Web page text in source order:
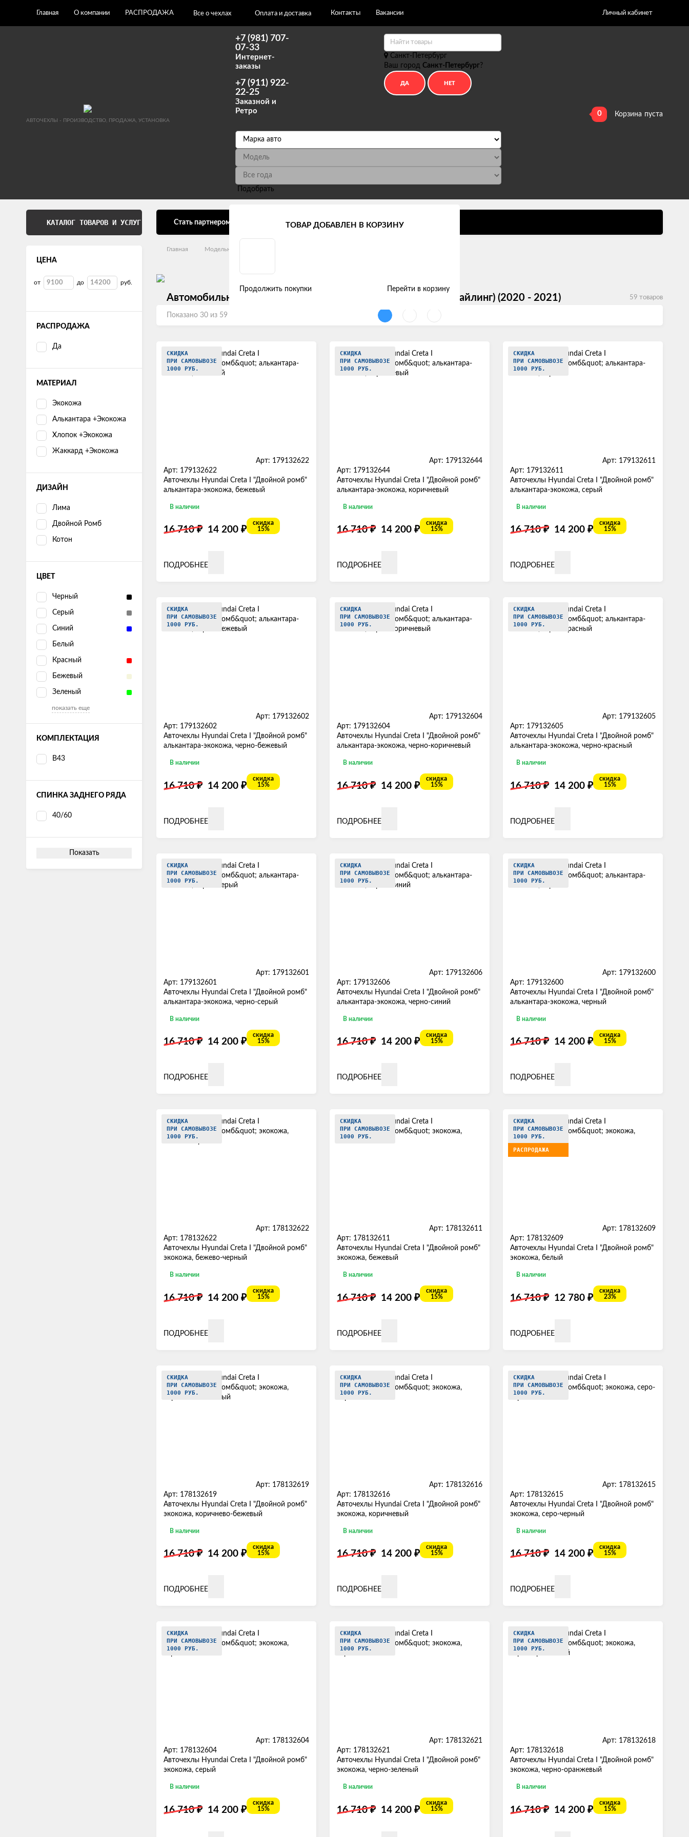
Главная О компании РАСПРОДАЖА Все о чехлах Оплата и доставка Контакты Вакансии Личный кабинет
АВТОЧЕХЛЫ - ПРОИЗВОДСТВО, ПРОДАЖА, УСТАНОВКА
+7 (981) 707-
07-33
Интернет-
заказы
+7 (911) 922-
22-25
Заказной и
Ретро
Санкт-Петербург
Ваш город Санкт-Петербург?
Подобрать
0 Корзина пуста
КАТАЛОГ ТОВАРОВ И УСЛУГ
ЦЕНА
от до руб.
РАСПРОДАЖА
Да
МАТЕРИАЛ
Экокожа
Алькантара +Экокожа
Хлопок +Экокожа
Жаккард +Экокожа
ДИЗАЙН
Лима
Двойной Ромб
Котон
ЦВЕТ
Черный
Серый
Синий
Белый
Красный
Бежевый
Зеленый
показать еще
КОМПЛЕКТАЦИЯ
В43
СПИНКА ЗАДНЕГО РЯДА
40/60
Показать
Стать партнером Установка авточехлов в СПб
Главная Модельные авточехлы
Автомобильные чехлы на Hyundai Creta Hyundai Creta I (Рестайлинг) (2020 - 2021) 59 товаров
Показано 30 из 59
СКИДКА
ПРИ САМОВЫВОЗЕ
1000 РУБ.
Арт: 179132622
Арт: 179132622
Авточехлы Hyundai Creta I "Двойной ромб"
алькантара-экокожа, бежевый
В наличии
16 710₽ 14 200 ₽
скидка
15%
ПОДРОБНЕЕ
СКИДКА
ПРИ САМОВЫВОЗЕ
1000 РУБ.
Арт: 179132644
Арт: 179132644
Авточехлы Hyundai Creta I "Двойной ромб"
алькантара-экокожа, коричневый
В наличии
16 710₽ 14 200 ₽
скидка
15%
ПОДРОБНЕЕ
СКИДКА
ПРИ САМОВЫВОЗЕ
1000 РУБ.
Арт: 179132611
Арт: 179132611
Авточехлы Hyundai Creta I "Двойной ромб"
алькантара-экокожа, серый
В наличии
16 710₽ 14 200 ₽
скидка
15%
ПОДРОБНЕЕ
СКИДКА
ПРИ САМОВЫВОЗЕ
1000 РУБ.
Арт: 179132602
Арт: 179132602
Авточехлы Hyundai Creta I "Двойной ромб"
алькантара-экокожа, черно-бежевый
В наличии
16 710₽ 14 200 ₽
скидка
15%
ПОДРОБНЕЕ
СКИДКА
ПРИ САМОВЫВОЗЕ
1000 РУБ.
Арт: 179132604
Арт: 179132604
Авточехлы Hyundai Creta I "Двойной ромб"
алькантара-экокожа, черно-коричневый
В наличии
16 710₽ 14 200 ₽
скидка
15%
ПОДРОБНЕЕ
СКИДКА
ПРИ САМОВЫВОЗЕ
1000 РУБ.
Арт: 179132605
Арт: 179132605
Авточехлы Hyundai Creta I "Двойной ромб"
алькантара-экокожа, черно-красный
В наличии
16 710₽ 14 200 ₽
скидка
15%
ПОДРОБНЕЕ
СКИДКА
ПРИ САМОВЫВОЗЕ
1000 РУБ.
Арт: 179132601
Арт: 179132601
Авточехлы Hyundai Creta I "Двойной ромб"
алькантара-экокожа, черно-серый
В наличии
16 710₽ 14 200 ₽
скидка
15%
ПОДРОБНЕЕ
СКИДКА
ПРИ САМОВЫВОЗЕ
1000 РУБ.
Арт: 179132606
Арт: 179132606
Авточехлы Hyundai Creta I "Двойной ромб"
алькантара-экокожа, черно-синий
В наличии
16 710₽ 14 200 ₽
скидка
15%
ПОДРОБНЕЕ
СКИДКА
ПРИ САМОВЫВОЗЕ
1000 РУБ.
Арт: 179132600
Арт: 179132600
Авточехлы Hyundai Creta I "Двойной ромб"
алькантара-экокожа, черный
В наличии
16 710₽ 14 200 ₽
скидка
15%
ПОДРОБНЕЕ
СКИДКА
ПРИ САМОВЫВОЗЕ
1000 РУБ.
Арт: 178132622
Арт: 178132622
Авточехлы Hyundai Creta I "Двойной ромб"
экокожа, бежево-черный
В наличии
16 710₽ 14 200 ₽
скидка
15%
ПОДРОБНЕЕ
СКИДКА
ПРИ САМОВЫВОЗЕ
1000 РУБ.
Арт: 178132611
Арт: 178132611
Авточехлы Hyundai Creta I "Двойной ромб"
экокожа, бежевый
В наличии
16 710₽ 14 200 ₽
скидка
15%
ПОДРОБНЕЕ
СКИДКА
ПРИ САМОВЫВОЗЕ
1000 РУБ.
РАСПРОДАЖА
Арт: 178132609
Арт: 178132609
Авточехлы Hyundai Creta I "Двойной ромб"
экокожа, белый
В наличии
16 710₽ 12 780 ₽
скидка
23%
ПОДРОБНЕЕ
СКИДКА
ПРИ САМОВЫВОЗЕ
1000 РУБ.
Арт: 178132619
Арт: 178132619
Авточехлы Hyundai Creta I "Двойной ромб"
экокожа, коричнево-бежевый
В наличии
16 710₽ 14 200 ₽
скидка
15%
ПОДРОБНЕЕ
СКИДКА
ПРИ САМОВЫВОЗЕ
1000 РУБ.
Арт: 178132616
Арт: 178132616
Авточехлы Hyundai Creta I "Двойной ромб"
экокожа, коричневый
В наличии
16 710₽ 14 200 ₽
скидка
15%
ПОДРОБНЕЕ
СКИДКА
ПРИ САМОВЫВОЗЕ
1000 РУБ.
Арт: 178132615
Арт: 178132615
Авточехлы Hyundai Creta I "Двойной ромб"
экокожа, серо-черный
В наличии
16 710₽ 14 200 ₽
скидка
15%
ПОДРОБНЕЕ
СКИДКА
ПРИ САМОВЫВОЗЕ
1000 РУБ.
Арт: 178132604
Арт: 178132604
Авточехлы Hyundai Creta I "Двойной ромб"
экокожа, серый
В наличии
16 710₽ 14 200 ₽
скидка
15%
СКИДКА
ПРИ САМОВЫВОЗЕ
1000 РУБ.
Арт: 178132621
Арт: 178132621
Авточехлы Hyundai Creta I "Двойной ромб"
экокожа, черно-зеленый
В наличии
16 710₽ 14 200 ₽
скидка
15%
СКИДКА
ПРИ САМОВЫВОЗЕ
1000 РУБ.
Арт: 178132618
Арт: 178132618
Авточехлы Hyundai Creta I "Двойной ромб"
экокожа, черно-оранжевый
В наличии
16 710₽ 14 200 ₽
скидка
15%
ТОВАР ДОБАВЛЕН В КОРЗИНУ
Продолжить покупки Перейти в корзину